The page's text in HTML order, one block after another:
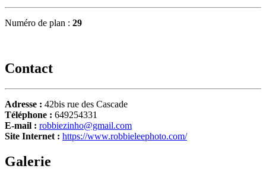
Numéro de plan : 29
Contact
Adresse : 42bis rue des Cascade
Téléphone : 649254331
E-mail : robbiezinho@gmail.com
Site Internet : https://www.robbieleephoto.com/
Galerie